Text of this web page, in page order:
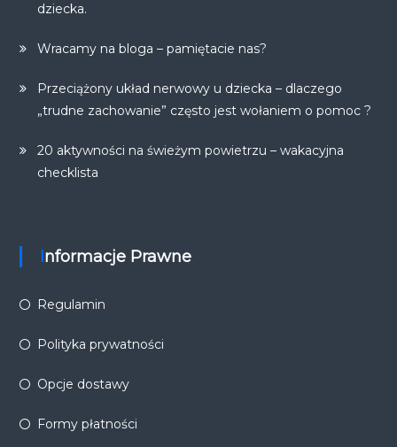
dziecka.
Wracamy na bloga – pamiętacie nas?
Przeciążony układ nerwowy u dziecka – dlaczego
„trudne zachowanie” często jest wołaniem o pomoc ?
20 aktywności na świeżym powietrzu – wakacyjna
checklista
Informacje Prawne
Regulamin
Polityka prywatności
Opcje dostawy
Formy płatności